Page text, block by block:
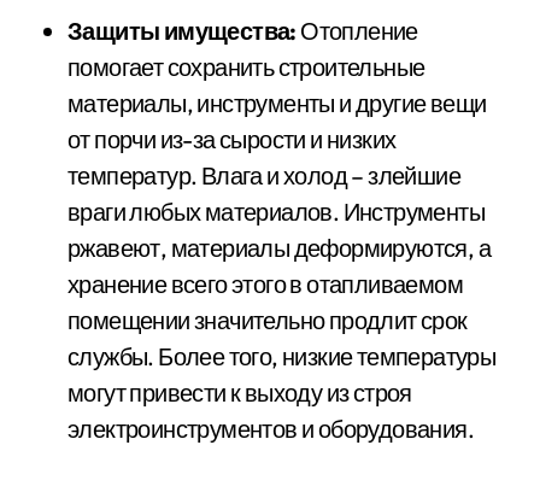
Защиты имущества: Отопление
помогает сохранить строительные
материалы, инструменты и другие вещи
от порчи из-за сырости и низких
температур. Влага и холод – злейшие
враги любых материалов. Инструменты
ржавеют, материалы деформируются, а
хранение всего этого в отапливаемом
помещении значительно продлит срок
службы. Более того, низкие температуры
могут привести к выходу из строя
электроинструментов и оборудования.